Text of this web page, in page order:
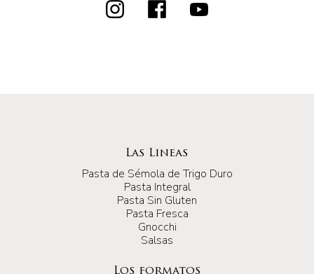
Las Lineas
Pasta de Sémola de Trigo Duro
Pasta Integral
Pasta Sin Gluten
Pasta Fresca
Gnocchi
Salsas
Los formatos